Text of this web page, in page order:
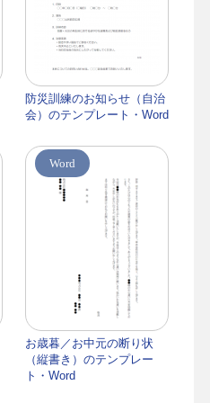
防災訓練のお知らせ（自治
会）のテンプレート・Word
Word
お歳暮／お中元の断り状
（縦書き）のテンプレー
ト・Word